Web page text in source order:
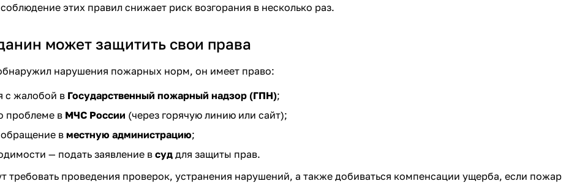
этих правил снижает риск возгорания в несколько раз.
может защитить свои права
нарушения пожарных норм, он имеет право:
с жалобой в Государственный пожарный надзор (ГПН);
проблеме в МЧС России (через горячую линию или сайт);
вместную администрацию;
— подать заявление всуд для защиты прав.
требовать проведения проверок, устранения нарушений, а также добиваться компенсации ущерба, если пожар